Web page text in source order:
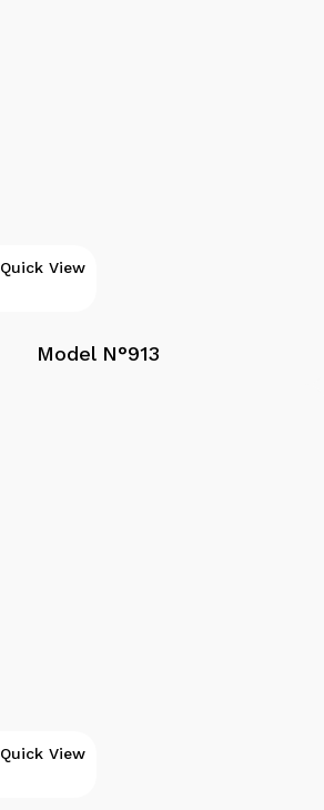
Quick View
Model N°913
Quick View